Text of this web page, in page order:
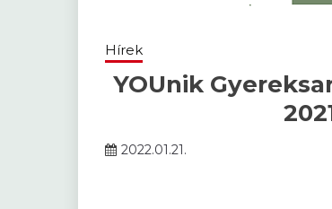
Hírek
YOUnik
2022.01.21.